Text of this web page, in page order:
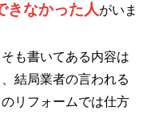
きなかった人 がいま
も書いてある内容は
結局業者の言われる
リフォームでは仕方